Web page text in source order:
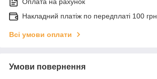
Оплата на рахунок
Накладний платіж по передплаті 100 грн
Всі умови оплати
Умови повернення